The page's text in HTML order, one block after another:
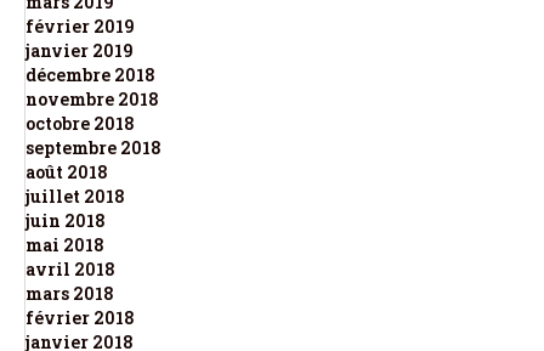
février 2019
janvier 2019
décembre 2018
novembre 2018
octobre 2018
septembre 2018
août 2018
juillet 2018
juin 2018
mai 2018
avril 2018
mars 2018
février 2018
janvier 2018